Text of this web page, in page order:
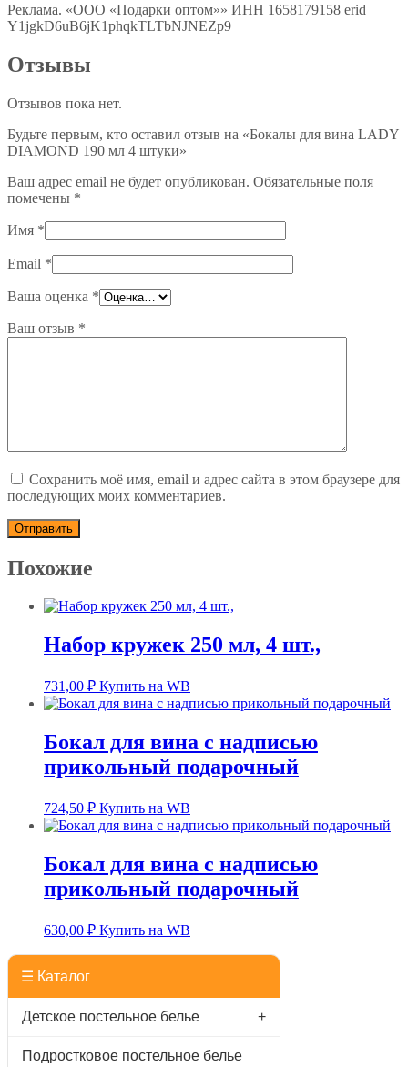
Реклама. «ООО «Подарки оптом»» ИНН 1658179158 erid
Y1jgkD6uB6jK1phqkTLTbNJNEZp9
Отзывы
Отзывов пока нет.
Будьте первым, кто оставил отзыв на «Бокалы для вина LADY
DIAMOND 190 мл 4 штуки»
Ваш адрес email не будет опубликован. Обязательные поля
помечены *
Имя *
Email *
Ваша оценка *
Ваш отзыв *
Сохранить моё имя, email и адрес сайта в этом браузере для
последующих моих комментариев.
Похожие
Набор кружек 250 мл, 4 шт.,
731,00 ₽ Купить на WB
Бокал для вина с надписью
прикольный подарочный
724,50 ₽ Купить на WB
Бокал для вина с надписью
прикольный подарочный
630,00 ₽ Купить на WB
☰ Каталог
Детское постельное белье +
Подростковое постельное белье